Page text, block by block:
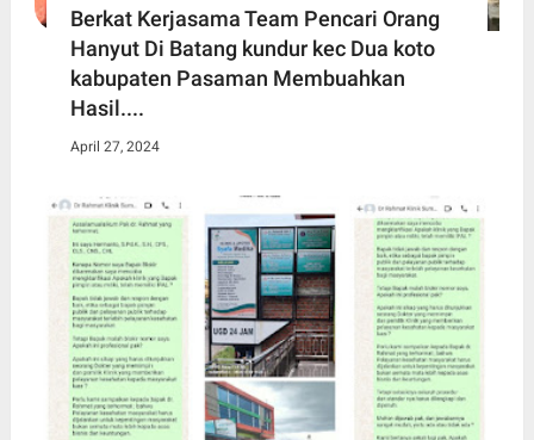
Berkat Kerjasama Team Pencari Orang
Hanyut Di Batang kundur kec Dua koto
kabupaten Pasaman Membuahkan
Hasil....
April 27, 2024